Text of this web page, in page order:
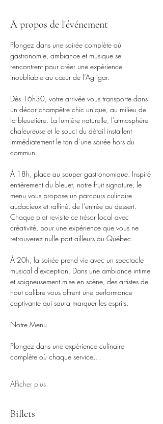
À propos de l'événement
Plongez dans une soirée complète où
gastronomie, ambiance et musique se
rencontrent pour créer une expérience
inoubliable au cœur de l’Agrigar.
Dès 16h30, votre arrivée vous transporte dans
un décor champêtre chic unique, au milieu de
la bleuetière. La lumière naturelle, l’atmosphère
chaleureuse et le souci du détail installent
immédiatement le ton d’une soirée hors du
commun.
À 18h, place au souper gastronomique. Inspiré
entièrement du bleuet, notre fruit signature, le
menu vous propose un parcours culinaire
audacieux et raffiné, de l’entrée au dessert.
Chaque plat revisite ce trésor local avec
créativité, pour une expérience que vous ne
retrouverez nulle part ailleurs au Québec.
À 20h, la soirée prend vie avec un spectacle
musical d’exception. Dans une ambiance intime
et soigneusement mise en scène, des artistes de
haut calibre vous offrent une performance
captivante qui saura marquer les esprits.
Notre Menu
Plongez dans une expérience culinaire
complète où chaque service…
Afficher plus
Billets